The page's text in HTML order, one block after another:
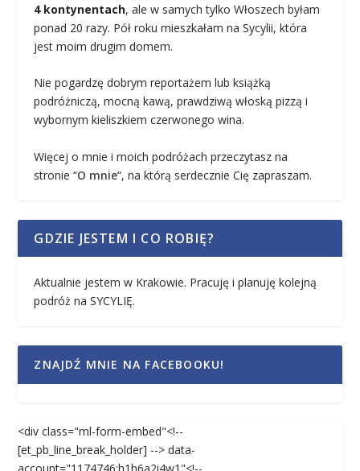
4 kontynentach, ale w samych tylko Włoszech byłam
ponad 20 razy. Pół roku mieszkałam na Sycylii, która
jest moim drugim domem.
Nie pogardzę dobrym reportażem lub książką
podróżniczą, mocną kawą, prawdziwą włoską pizzą i
wybornym kieliszkiem czerwonego wina.
Więcej o mnie i moich podróżach przeczytasz na
stronie “O mnie“, na którą serdecznie Cię zapraszam.
GDZIE JESTEM I CO ROBIĘ?
Aktualnie jestem w Krakowie. Pracuję i planuję kolejną
podróż na SYCYLIĘ.
ZNAJDŹ MNIE NA FACEBOOKU!
<div class="ml-form-embed"<!--
[et_pb_line_break_holder] --> data-